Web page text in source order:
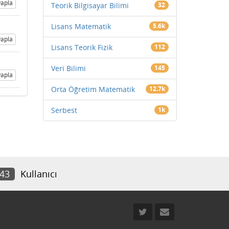
Teorik Bilgisayar Bilimi 32
Lisans Matematik 5.6k
Lisans Teorik Fizik 112
Veri Bilimi 145
Orta Öğretim Matematik 12.7k
Serbest 1k
Kullanıcı